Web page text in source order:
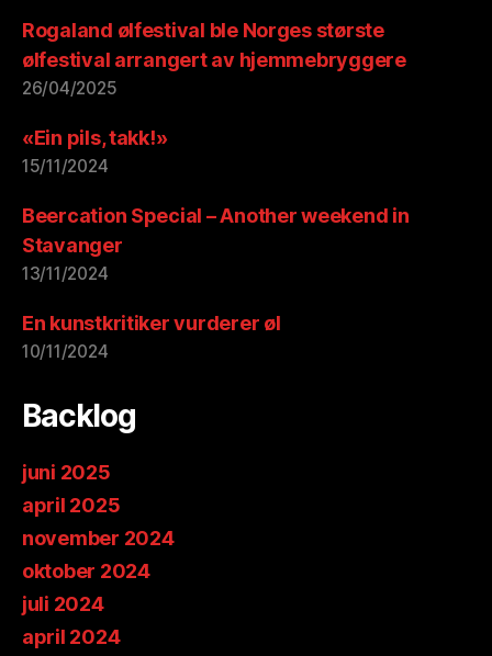
Rogaland ølfestival ble Norges største
ølfestival arrangert av hjemmebryggere
26/04/2025
«Ein pils, takk!»
15/11/2024
Beercation Special – Another weekend in
Stavanger
13/11/2024
En kunstkritiker vurderer øl
10/11/2024
Backlog
juni 2025
april 2025
november 2024
oktober 2024
juli 2024
april 2024